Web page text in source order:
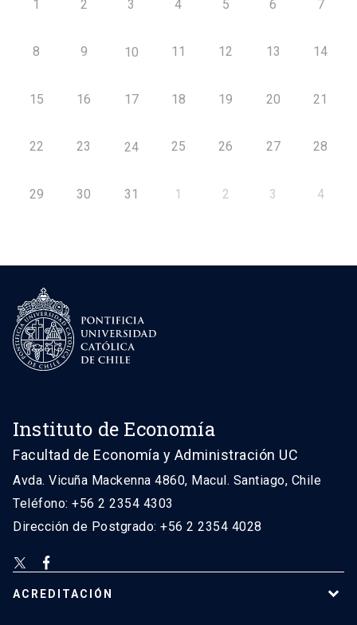
1 2 3 4 5 6 7
8 9 10 11 12 13 14
15 16 17 18 19 20 21
22 23 24 25 26 27 28
29 30 31 1 2 3 4
Instituto de Economía
Facultad de Economía y Administración UC
Avda. Vicuña Mackenna 4860, Macul. Santiago, Chile
Teléfono: +56 2 2354 4303
Dirección de Postgrado: +56 2 2354 4028
ACREDITACIÓN